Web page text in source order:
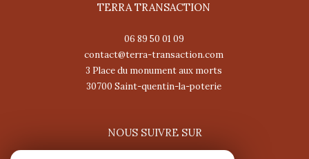
TERRA TRANSACTION
06 89 50 01 09
contact@terra-transaction.com
3 Place du monument aux morts
30700
saint-quentin-la-poterie
NOUS SUIVRE SUR